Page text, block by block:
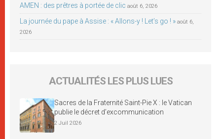
AMEN : des prêtres à portée de clic août 6, 2026
La journée du pape à Assise : « Allons-y ! Let’s go ! » août 6,
2026
ACTUALITÉS LES PLUS LUES
Sacres de la Fraternité Saint-Pie X : le Vatican
publie le décret d’excommunication
2 Juil 2026